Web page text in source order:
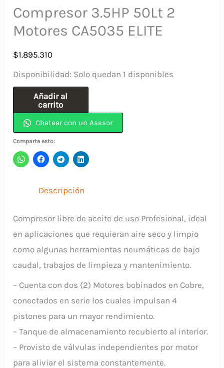
Compresor 3.5HP 50Lt 2
Motores CA5035 ELITE
$1.895.310
Disponibilidad: Solo quedan 1 disponibles
Compresor
50Lt
2
Motores
Añadir al
carrito
Chatear con un Asesor
Comparte esto:
Descripción
Compresor libre de aceite de uso Profesional, ideal
en aplicaciones que requieran aire seco y limpio
como algunas herramientas neumáticas de bajo
caudal, trabajos de limpieza y mantenimiento.
– Cuenta con dos (2) Motores bobinados en Cobre,
conectados en serie los cuales impulsan 4
pistones para un mayor rendimiento.
– Tanque de almacenamiento recubierto al interior.
– Provisto de válvulas independientes por motor
para aliviar el sistema constantemente.